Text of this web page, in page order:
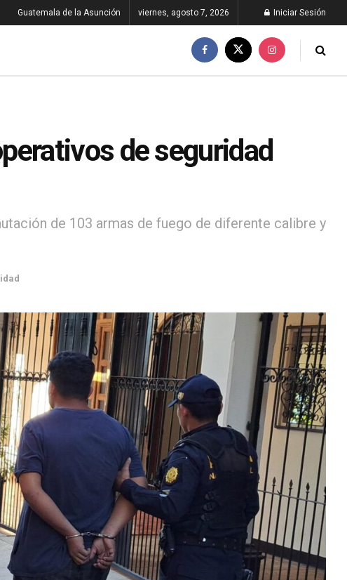
Guatemala de la Asunción viernes, agosto 7, 2026 Iniciar Sesión
de seguridad
de 103 armas de fuego de diferente calibre y